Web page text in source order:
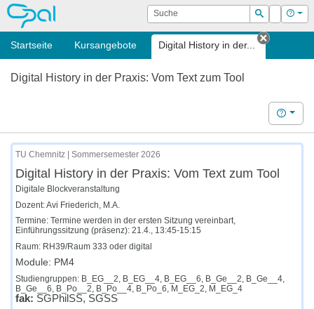
OPAL Suche
Suchen
Login Hilfe
Startseite Kursangebote Digital History in der...
Tab
Digital History in der Praxis: Vom Text zum Tool
Hilfe
TU Chemnitz | Sommersemester 2026
Digital History in der Praxis: Vom Text zum Tool
Digitale Blockveranstaltung
Dozent: Avi Friederich, M.A.
Termine: Termine werden in der ersten Sitzung vereinbart,
Einführungssitzung (präsenz): 21.4., 13:45-15:15
Raum: RH39/Raum 333 oder digital
Module: PM4
Studiengruppen: B_EG__2, B_EG__4, B_EG__6, B_Ge__2, B_Ge__4,
B_Ge__6, B_Po__2, B_Po__4, B_Po_6, M_EG_2, M_EG_4
fak: SGPhilSS, SGSS